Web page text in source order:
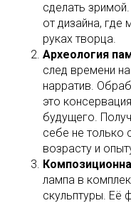
сделать
от дизайна, где
руках творца.
Археология
след времени
нарратив.
это
будущего.
себе не только
возрасту и
лампа в
скульптуры. Её